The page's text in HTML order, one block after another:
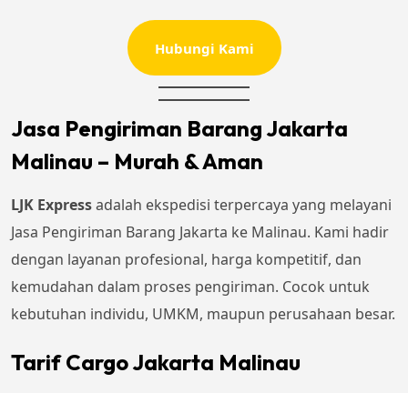
Hubungi Kami
Jasa Pengiriman Barang Jakarta
Malinau – Murah & Aman
LJK Expressadalah ekspedisi terpercaya yang melayani
Jasa Pengiriman Barang Jakarta ke Malinau. Kami hadir
dengan layanan profesional, harga kompetitif, dan
kemudahan dalam proses pengiriman. Cocok untuk
kebutuhan individu, UMKM, maupun perusahaan besar.
Tarif Cargo Jakarta Malinau